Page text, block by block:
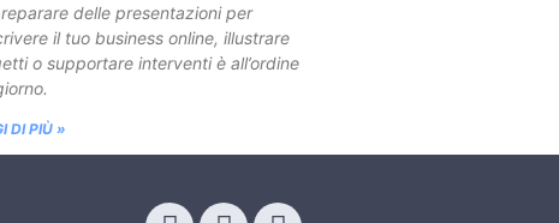
delle presentazioni per
il tuo business online, illustrare
o supportare interventi è all’ordine
DI PIÙ »